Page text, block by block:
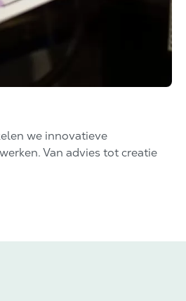
we innovatieve
Van advies tot creatie